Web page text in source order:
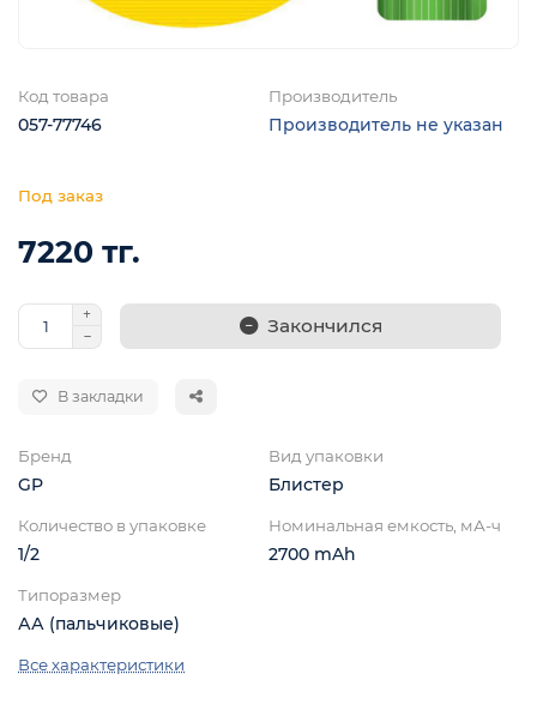
Код товара
057-77746
Производитель
Производитель не указан
7220 тг.
Закончился
В закладки
Бренд
GP
Вид упаковки
Блистер
Количество в упаковке
1/2
Номинальная емкость, мА-ч
2700 mAh
Типоразмер
АА (пальчиковые)
Все характеристики